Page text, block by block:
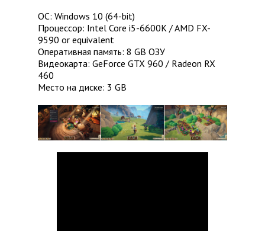
ОС: Windows 10 (64-bit)
Процессор: Intel Core i5-6600K / AMD FX-
9590 or equivalent
Оперативная память: 8 GB ОЗУ
Видеокарта: GeForce GTX 960 / Radeon RX
460
Место на диске: 3 GB